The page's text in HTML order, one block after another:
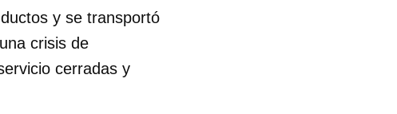
y se transportó
crisis de
cerradas y